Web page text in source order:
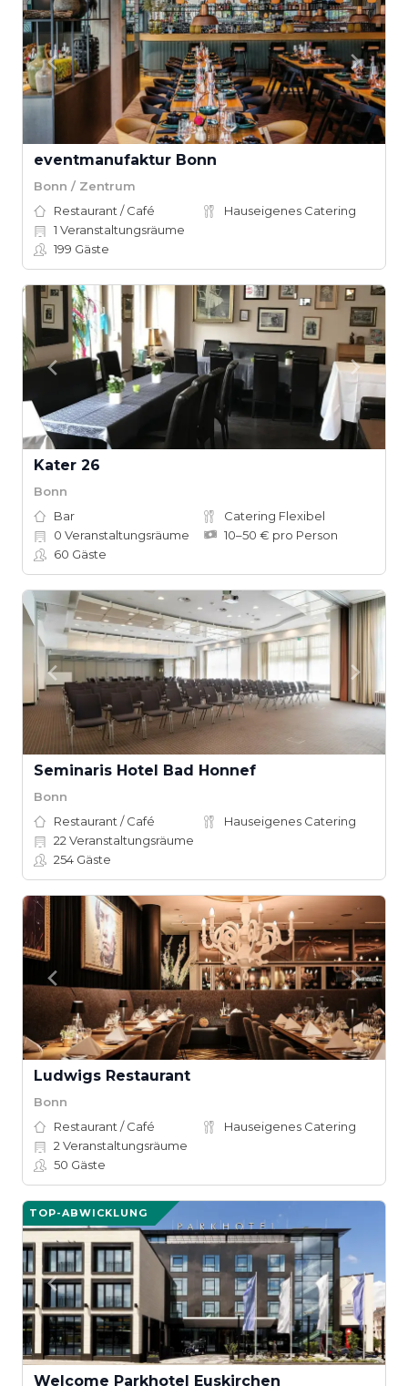
eventmanufaktur Bonn
Bonn / Zentrum
Restaurant / Café
Hauseigenes Catering
1 Veranstaltungsräume
199 Gäste
Kater 26
Bonn
Bar
Catering Flexibel
0 Veranstaltungsräume
10–50 € pro Person
60 Gäste
Seminaris Hotel Bad Honnef
Bonn
Restaurant / Café
Hauseigenes Catering
22 Veranstaltungsräume
254 Gäste
Ludwigs Restaurant
Bonn
Restaurant / Café
Hauseigenes Catering
2 Veranstaltungsräume
50 Gäste
TOP-ABWICKLUNG
Welcome Parkhotel Euskirchen